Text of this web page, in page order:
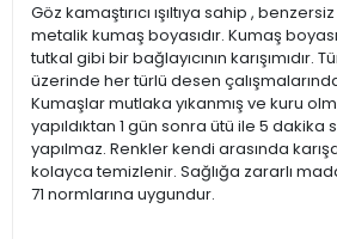
Göz kamaştırıcı ışıltıya sahip ,
metalik kumaş boyasıdır. Kumaş
tutkal gibi bir bağlayıcının karışımıdır.
üzerinde her türlü desen
Kumaşlar mutlaka yıkanmış ve kuru
yapıldıktan 1 gün sonra ütü ile 5
yapılmaz. Renkler kendi arasında
kolayca temizlenir. Sağlığa zararlı
71 normlarına uygundur.